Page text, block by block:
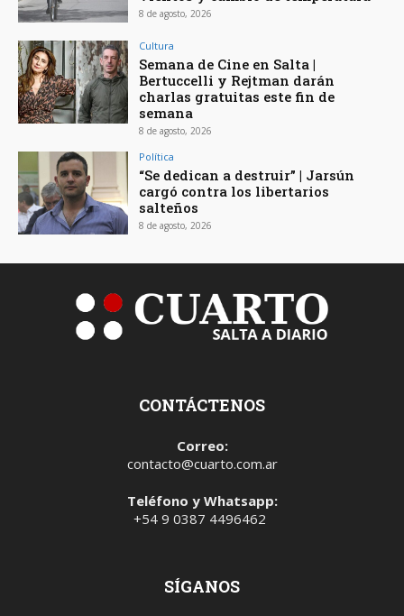
8 de agosto, 2026
Cultura
Semana de Cine en Salta |
Bertuccelli y Rejtman darán
charlas gratuitas este fin de
semana
8 de agosto, 2026
Política
“Se dedican a destruir” | Jarsún
cargó contra los libertarios
salteños
8 de agosto, 2026
CONTÁCTENOS
Correo:
contacto@cuarto.com.ar
Teléfono y Whatsapp:
+54 9 0387 4496462
SÍGANOS